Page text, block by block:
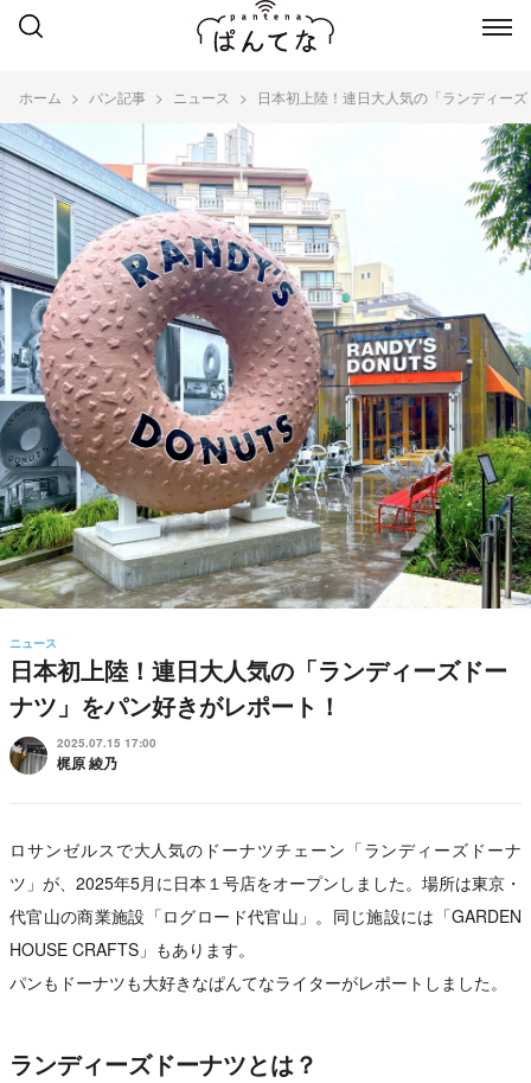
ホーム パン記事 ニュース 日本初上陸！連日大人気の「ランディー
ニュース
日本初上陸！連日大人気の「ランディーズドー
ナツ」をパン好きがレポート！
2025.07.15 17:00
梶原 綾乃
ロサンゼルスで大人気のドーナツチェーン「ランディーズドーナ
ツ」が、2025年5月に日本１号店をオープンしました。場所は東京・
代官山の商業施設「ログロード代官山」。同じ施設には「GARDEN
HOUSE CRAFTS」もあります。
パンもドーナツも大好きなぱんてなライターがレポートしました。
ランディーズドーナツとは？